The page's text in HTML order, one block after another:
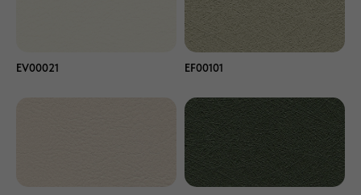
EV00021 EF00101